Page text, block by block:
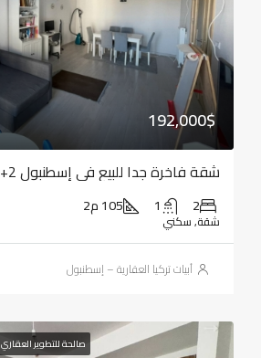
192,000$
شقة فاخرة جدا للبيع في إسطنبول 2+1
2
1 105 م2
شقة, سكني
أبيات تركيا العقارية – إسطنبول
صالحة للتطوير العقاري